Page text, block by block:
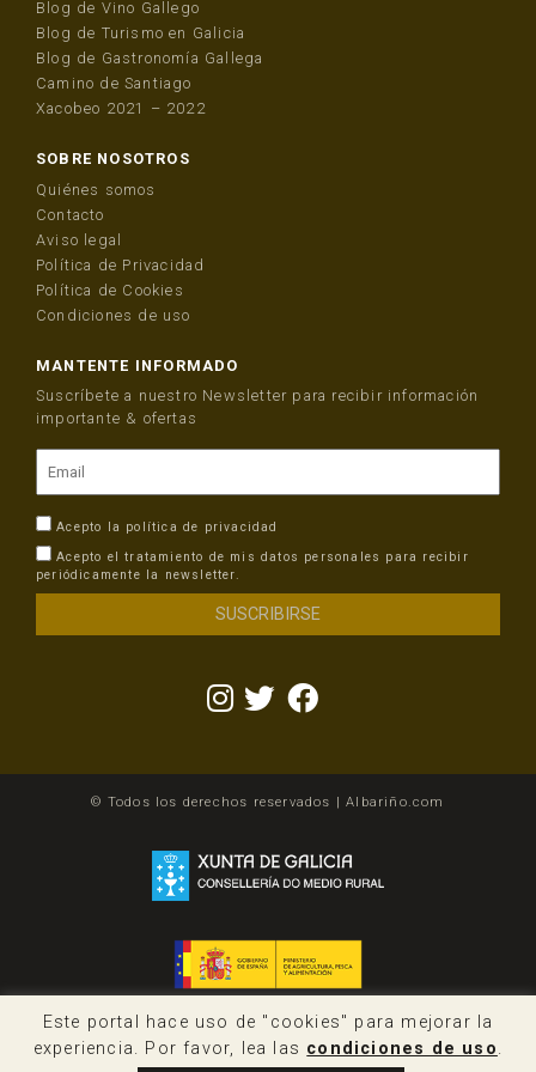
Blog de Vino Gallego
Blog de Turismo en Galicia
Blog de Gastronomía Gallega
Camino de Santiago
Xacobeo 2021 – 2022
SOBRE NOSOTROS
Quiénes somos
Contacto
Aviso legal
Política de Privacidad
Política de Cookies
Condiciones de uso
MANTENTE INFORMADO
Suscríbete a nuestro Newsletter para recibir información
importante & ofertas
Acepto la política de privacidad
Acepto el tratamiento de mis datos personales para recibir
periódicamente la newsletter.
© Todos los derechos reservados | Albariño.com
Este portal hace uso de "cookies" para mejorar la
experiencia. Por favor, lea las condiciones de uso.